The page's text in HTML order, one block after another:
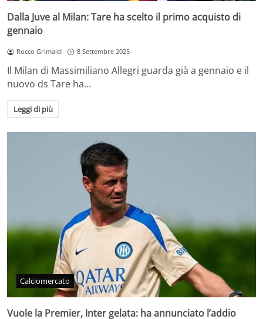
Dalla Juve al Milan: Tare ha scelto il primo acquisto di
gennaio
Rocco Grimaldi 8 Settembre 2025
Il Milan di Massimiliano Allegri guarda già a gennaio e il
nuovo ds Tare ha…
Leggi di più
Calciomercato
Vuole la Premier, Inter gelata: ha annunciato l’addio